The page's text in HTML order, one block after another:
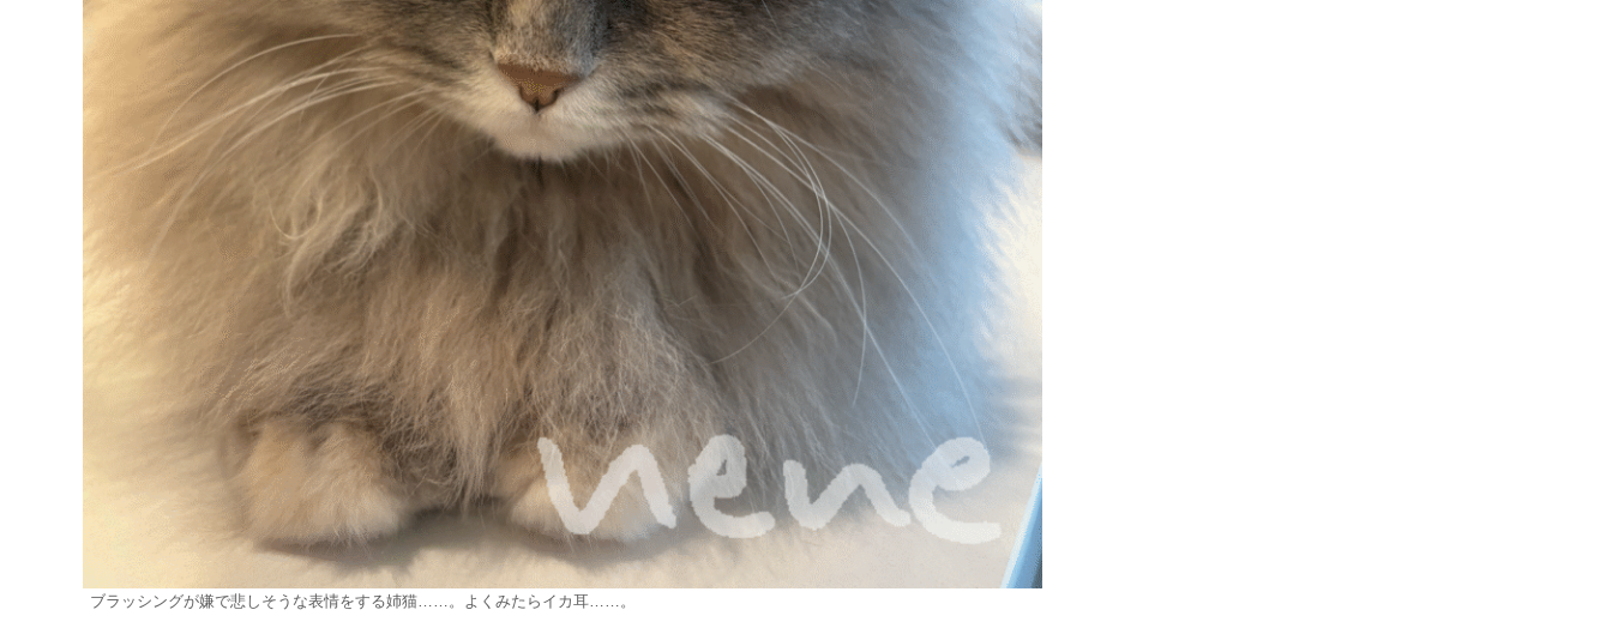
ブラッシングが嫌で悲しそうな表情をする姉猫……。よくみたらイカ耳……。